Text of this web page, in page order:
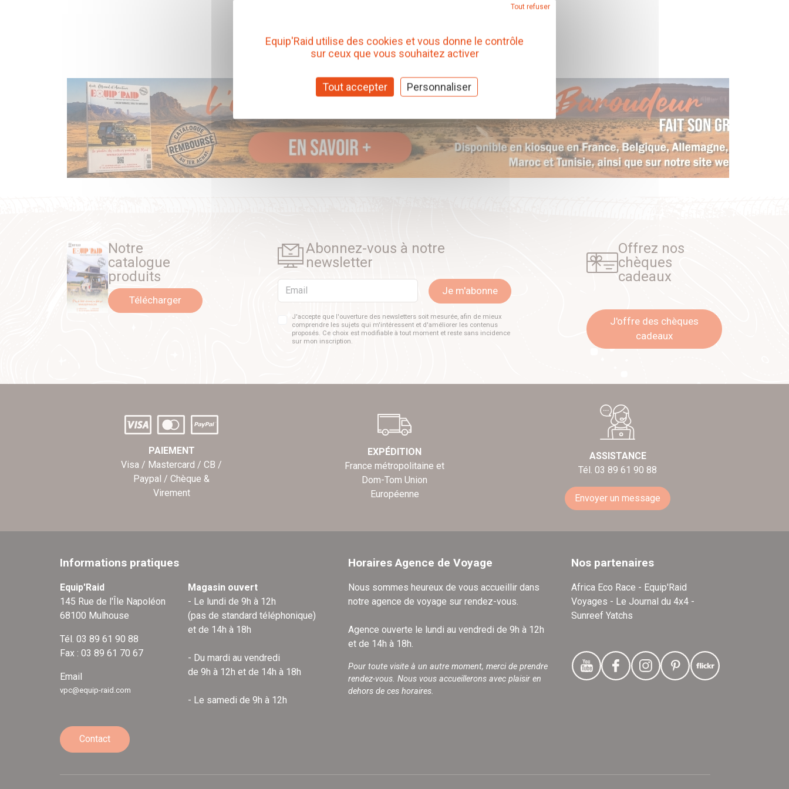
Notre
catalogue
produits
Télécharger
Abonnez-vous à notre
newsletter
Email Je m'abonne
J'accepte que l'ouverture des newsletters soit mesurée, afin de mieux
comprendre les sujets qui m'intéressent et d'améliorer les contenus
proposés. Ce choix est modifiable à tout moment et reste sans incidence
sur mon inscription.
Offrez nos
chèques
cadeaux
J'offre des chèques
cadeaux
PAIEMENT
Visa / Mastercard / CB /
Paypal / Chèque &
Virement
EXPÉDITION
France métropolitaine et
Dom-Tom Union
Européenne
ASSISTANCE
Tél. 03 89 61 90 88
Envoyer un message
Informations pratiques
Equip'Raid
145 Rue de l'Île Napoléon
68100 Mulhouse
Tél. 03 89 61 90 88
Fax : 03 89 61 70 67
Email
vpc@equip-raid.com
Magasin ouvert
- Le lundi de 9h à 12h
(pas de standard téléphonique)
et de 14h à 18h
- Du mardi au vendredi
de 9h à 12h et de 14h à 18h
- Le samedi de 9h à 12h
Contact
Horaires Agence de Voyage
Nous sommes heureux de vous accueillir dans
notre agence de voyage sur rendez-vous.
Agence ouverte le lundi au vendredi de 9h à 12h
et de 14h à 18h.
Pour toute visite à un autre moment, merci de prendre
rendez-vous. Nous vous accueillerons avec plaisir en
dehors de ces horaires.
Nos partenaires
Africa Eco Race - Equip'Raid
Voyages - Le Journal du 4x4 -
Sunreef Yatchs
Equip'Raid utilise des cookies et vous donne le contrôle
sur ceux que vous souhaitez activer
Tout accepter
Tout refuser
Personnaliser